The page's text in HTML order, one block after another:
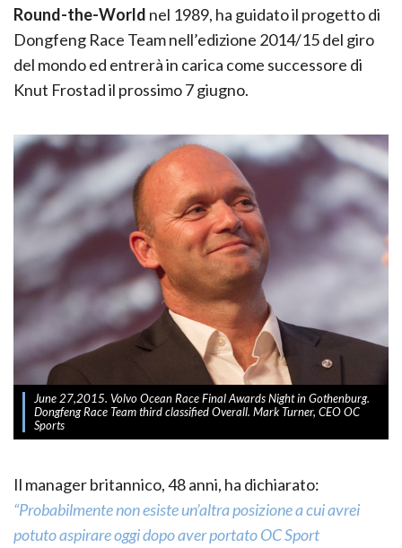
Round-the-World nel 1989, ha guidato il progetto di
Dongfeng Race Team nell’edizione 2014/15 del giro
del mondo ed entrerà in carica come successore di
Knut Frostad il prossimo 7 giugno.
June 27,2015. Volvo Ocean Race Final Awards Night in Gothenburg.
Dongfeng Race Team third classified Overall. Mark Turner, CEO OC
Sports
Il manager britannico, 48 anni, ha dichiarato:
“Probabilmente non esiste un’altra posizione a cui avrei
potuto aspirare oggi dopo aver portato OC Sport